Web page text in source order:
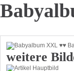
weitere